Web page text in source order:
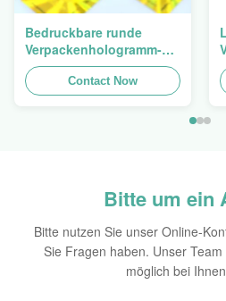
Bedruckbare runde
Verpackenhologramm-
ursprünglicher
Aufkleber-ganz
eigenhändig geschriebe
Contact Now
Bitte um ein
Bitte nutzen Sie unser Online-
Sie Fragen haben. Unser
möglich bei